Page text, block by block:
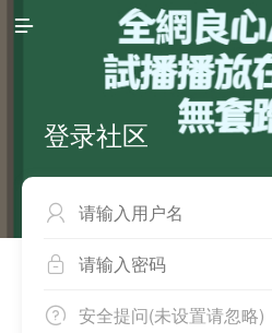

登录社区


 安全提问(未设置请忽略)